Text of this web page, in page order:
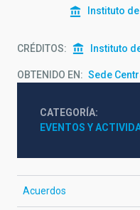
Instituto
CRÉDITOS Instituto
OBTENIDO EN Sede
CATEGORÍA
EVENTOS Y
Acuerdos